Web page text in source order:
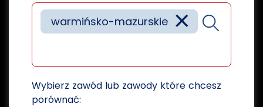
×
warmińsko-mazurskie
Wybierz zawód lub zawody które chcesz
porównać: